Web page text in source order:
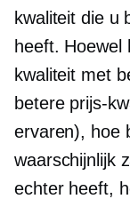
kwaliteit die u
heeft. Hoewel
kwaliteit met
betere prijs-
ervaren), hoe
waarschijnlijk
echter heeft,